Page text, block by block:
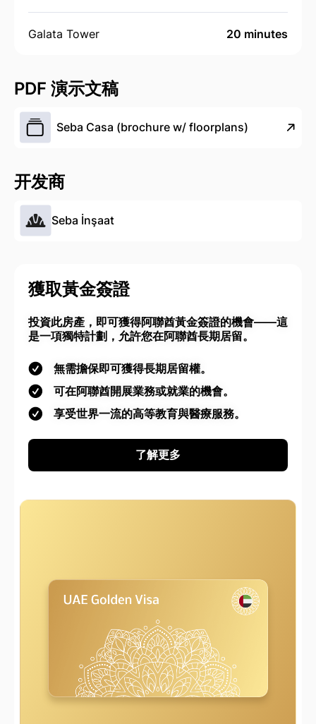
Galata Tower 20 minutes
PDF 演示文稿
Seba Casa (brochure w/ floorplans)
开发商
Seba İnşaat
獲取黃金簽證
投資此房產，即可獲得阿聯酋黃金簽證的機會——這
是一項獨特計劃，允許您在阿聯酋長期居留。
無需擔保即可獲得長期居留權。
可在阿聯酋開展業務或就業的機會。
享受世界一流的高等教育與醫療服務。
了解更多